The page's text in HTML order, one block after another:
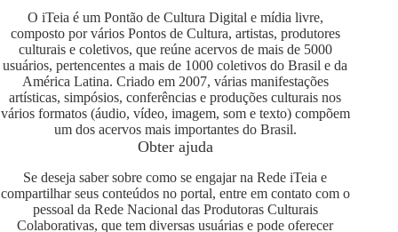
O iTeia é um Pontão de Cultura Digital e mídia livre,
composto por vários Pontos de Cultura, artistas, produtores
culturais e coletivos, que reúne acervos de mais de 5000
usuários, pertencentes a mais de 1000 coletivos do Brasil e da
América Latina. Criado em 2007, várias manifestações
artísticas, simpósios, conferências e produções culturais nos
vários formatos (áudio, vídeo, imagem, som e texto) compõem
um dos acervos mais importantes do Brasil.
Obter ajuda
Se deseja saber sobre como se engajar na Rede iTeia e
compartilhar seus conteúdos no portal, entre em contato com o
pessoal da Rede Nacional das Produtoras Culturais
Colaborativas, que tem diversas usuárias e pode oferecer